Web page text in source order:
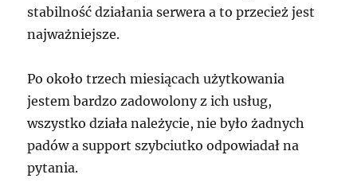
stabilność działania serwera a to przecież jest
najważniejsze.
Po około trzech miesiącach użytkowania
jestem bardzo zadowolony z ich usług,
wszystko działa należycie, nie było żadnych
padów a support szybciutko odpowiadał na
pytania.